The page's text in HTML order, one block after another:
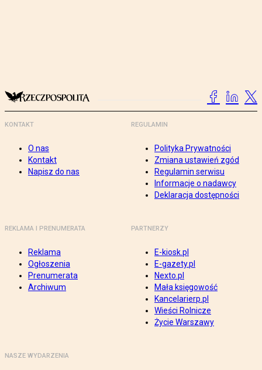
KONTAKT
O nas
Kontakt
Napisz do nas
REGULAMIN
Polityka Prywatności
Zmiana ustawień zgód
Regulamin serwisu
Informacje o nadawcy
Deklaracja dostępności
REKLAMA I PRENUMERATA
Reklama
Ogłoszenia
Prenumerata
Archiwum
PARTNERZY
E-kiosk.pl
E-gazety.pl
Nexto.pl
Mała księgowość
Kancelarierp.pl
Wieści Rolnicze
Życie Warszawy
NASZE WYDARZENIA